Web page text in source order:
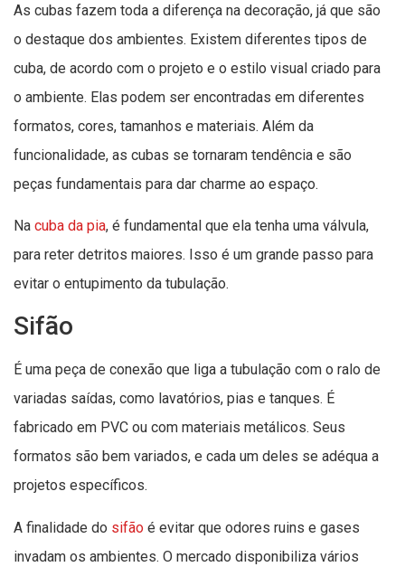
As cubas fazem toda a diferença na decoração, já que são
o destaque dos ambientes. Existem diferentes tipos de
cuba, de acordo com o projeto e o estilo visual criado para
o ambiente. Elas podem ser encontradas em diferentes
formatos, cores, tamanhos e materiais. Além da
funcionalidade, as cubas se tornaram tendência e são
peças fundamentais para dar charme ao espaço.
Na cuba da pia, é fundamental que ela tenha uma válvula,
para reter detritos maiores. Isso é um grande passo para
evitar o entupimento da tubulação.
Sifão
É uma peça de conexão que liga a tubulação com o ralo de
variadas saídas, como lavatórios, pias e tanques. É
fabricado em PVC ou com materiais metálicos. Seus
formatos são bem variados, e cada um deles se adéqua a
projetos específicos.
A finalidade do sifão é evitar que odores ruins e gases
invadam os ambientes. O mercado disponibiliza vários